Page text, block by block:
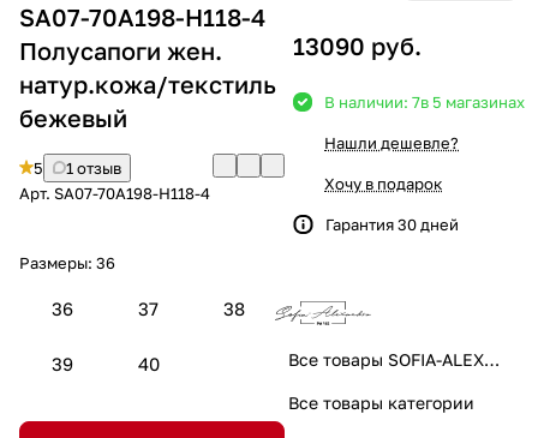
SA07-70A198-H118-4
Полусапоги жен.
натур.кожа/текстиль
бежевый
5
1 отзыв
Арт. SA07-70A198-H118-4
Размеры: 36
36 37 38
39 40
13090 руб.
В наличии: 7в 5 магазинах
Нашли дешевле?
Хочу в подарок
Гарантия 30 дней
Все товары SOFIA-ALEXANDRA
Все товары категории